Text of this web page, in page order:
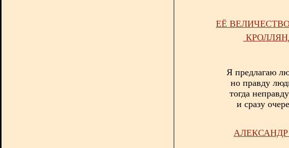
ЕЁ
Я предлагаю
но правду
тогда
и сразу
АЛЕКСАНДР